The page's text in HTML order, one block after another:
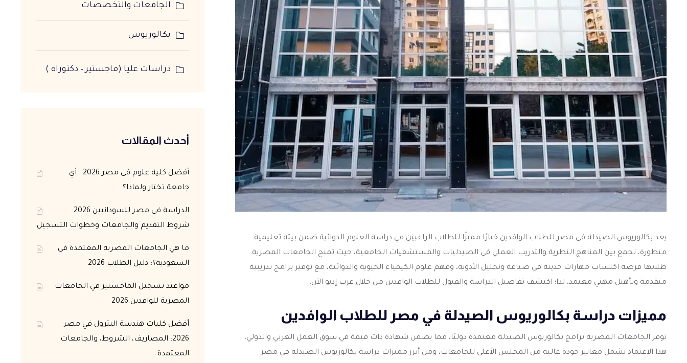
يعد بكالوريوس الصيدلة في مصرللطلاب الوافدين خيارًا مميزًا للطلاب الراغبين في دراسة العلوم الدوائية ضمن بيئة تعليمية
متطورة، تجمع بين المناهج النظرية والتدريب العملي في الصيدليات والمستشفيات الجامعية، حيث تمنح الجامعات المصرية
طلابها فرصة اكتساب مهارات حديثة في صياغة وتحليل الأدوية، وفهم علوم الكيمياء الحيوية والدوائية، مع توفير برامج تدريبية
متقدمة وتأهيل مهني معتمد، لذا؛ اكتشف تفاصيل الدراسة والقبول للطلاب الوافدين من خلال عرب إديو الآن.
مميزات دراسة بكالوريوس الصيدلة في مصر للطلاب الوافدين
توفر الجامعات المصرية برامج بكالوريوس الصيدلة معتمدة دوليًا، مما يضمن شهادة ذات قيمة في سوق العمل العربي والدولي،
هذا الاعتماد يشمل معايير جودة عالية من المجلس الأعلى للجامعات، ومن أبرز مميزات دراسة بكالوريوس الصيدلة في مصر
الجامعات والتخصصات
بكالوريوس
دراسات عليا (ماجستير – دكتوراه )
أحدث المقالات
أفضل كلية علوم في مصر 2026.. أي
جامعة تختار ولماذا؟
الدراسة في مصر للسودانيين 2026:
شروط التقديم والجامعات وخطوات التسجيل
ما هي الجامعات المصرية المعتمدة في
السعودية؟: دليل الطلاب 2026
مواعيد تسجيل الماجستير في الجامعات
المصرية للوافدين 2026
أفضل كليات هندسة البترول في مصر
2026: المصاريف، الشروط، والجامعات
المعتمدة